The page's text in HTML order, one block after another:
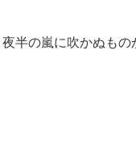
半の嵐に吹かぬもの